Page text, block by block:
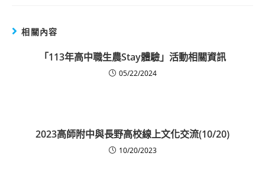
相關內容
「113年高中職生農Stay體驗」活動相關資訊
05/22/2024
2023高師附中與長野高校線上文化交流(10/20)
10/20/2023